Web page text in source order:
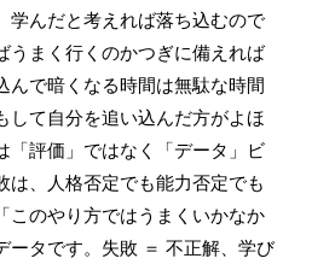
学んだと考えれば落ち込むので
うまく行くのかつぎに備えれば
んで暗くなる時間は無駄な時間
して自分を追い込んだ方がよほ
「評価」ではなく「データ」ビ
は、人格否定でも能力否定でも
このやり方ではうまくいかなか
ータです。失敗 ＝ 不正解、学び